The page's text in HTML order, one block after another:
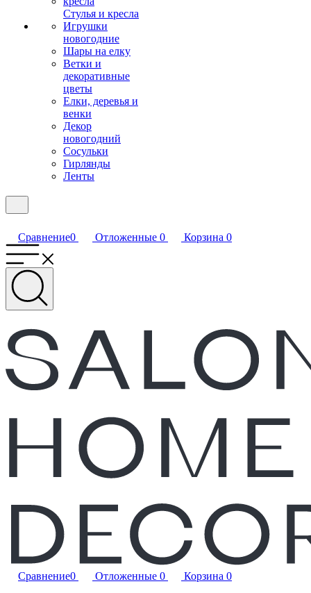
Стулья и кресла
Игрушки
новогодние
Шары на елку
Ветки и
декоративные
цветы
Елки, деревья и
венки
Декор
новогодний
Сосульки
Гирлянды
Ленты
Сравнение0 Отложенные 0 Корзина 0
Сравнение0 Отложенные 0 Корзина 0